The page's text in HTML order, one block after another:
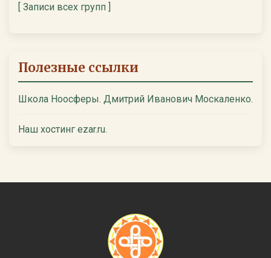
[ Записи всех групп ]
Полезные ссылки
Школа Ноосферы. Дмитрий Иванович Москаленко.
Наш хостинг ezar.ru.